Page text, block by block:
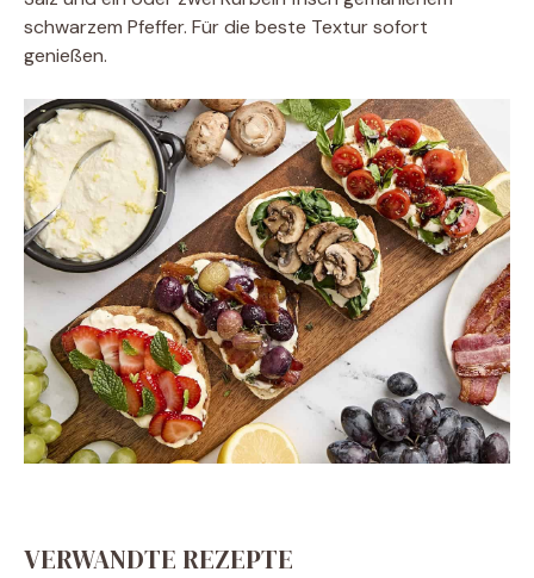
schwarzem Pfeffer. Für die beste Textur sofort
genießen.
VERWANDTE REZEPTE